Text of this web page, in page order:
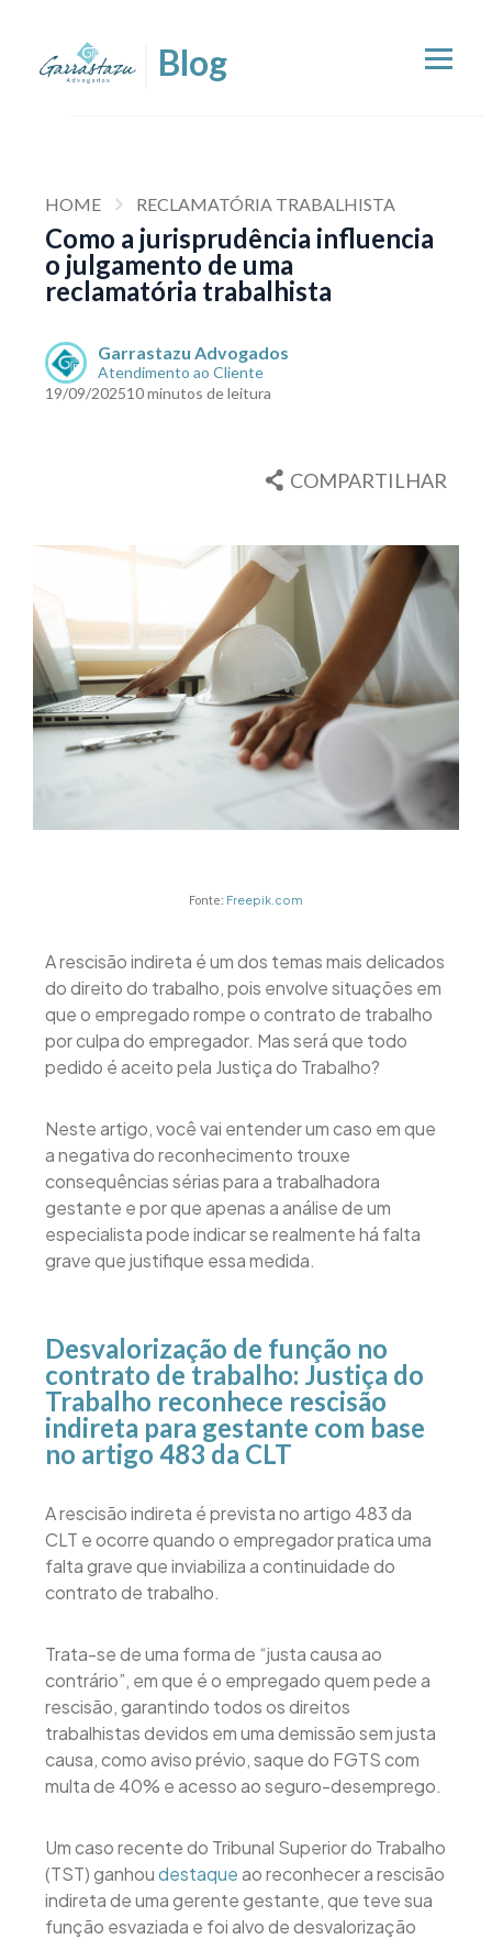
HOME RECLAMATÓRIA TRABALHISTA
Como a jurisprudência influencia
o julgamento de uma
reclamatória trabalhista
Garrastazu Advogados
Atendimento ao Cliente
19/09/202510 minutos de leitura
COMPARTILHAR
Fonte: Freepik.com
A rescisão indireta é um dos temas mais delicados
do direito do trabalho, pois envolve situações em
que o empregado rompe o contrato de trabalho
por culpa do empregador. Mas será que todo
pedido é aceito pela Justiça do Trabalho?
Neste artigo, você vai entender um caso em que
a negativa do reconhecimento trouxe
consequências sérias para a trabalhadora
gestante e por que apenas a análise de um
especialista pode indicar se realmente há falta
grave que justifique essa medida.
Desvalorização de função no
contrato de trabalho: Justiça do
Trabalho reconhece rescisão
indireta para gestante com base
no artigo 483 da CLT
A rescisão indireta é prevista no artigo 483 da
CLT e ocorre quando o empregador pratica uma
falta grave que inviabiliza a continuidade do
contrato de trabalho.
Trata-se de uma forma de “justa causa ao
contrário”, em que é o empregado quem pede a
rescisão, garantindo todos os direitos
trabalhistas devidos em uma demissão sem justa
causa, como aviso prévio, saque do FGTS com
multa de 40% e acesso ao seguro-desemprego.
Um caso recente do Tribunal Superior do Trabalho
(TST) ganhoudestaqueao reconhecer a rescisão
indireta de uma gerente gestante, que teve sua
função esvaziada e foi alvo de desvalorização